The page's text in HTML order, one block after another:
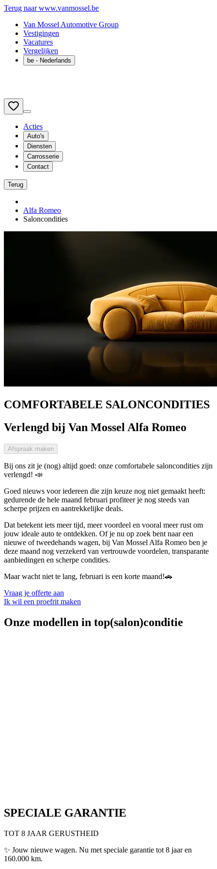
Terug naar www.vanmossel.be
Van Mossel Automotive Group
Vestigingen
Vacatures
Vergelijken
be - Nederlands
Acties
Auto's
Diensten
Carrosserie
Contact
Terug
Alfa Romeo
Saloncondities
COMFORTABELE SALONCONDITIES
Verlengd bij Van Mossel Alfa Romeo
Afspraak maken
Bij ons zit je (nog) altijd goed: onze comfortabele saloncondities zijn
verlengd! 📣
Goed nieuws voor iedereen die zijn keuze nog niet gemaakt heeft:
gedurende de hele maand februari profiteer je nog steeds van
scherpe prijzen en aantrekkelijke deals.
Dat betekent iets meer tijd, meer voordeel en vooral meer rust om
jouw ideale auto te ontdekken. Of je nu op zoek bent naar een
nieuwe oftweedehands wagen, bij Van Mossel Alfa Romeo ben je
deze maand nog verzekerd van vertrouwde voordelen, transparante
aanbiedingen en scherpe condities.
Maar wacht niet te lang, februari is een korte maand!🚗
Vraag je offerte aan
Ik wil een proefrit maken
Onze modellen in top(salon)conditie
SPECIALE GARANTIE
TOT 8 JAAR GERUSTHEID
✨ Jouw nieuwe wagen. Nu met speciale garantie tot 8 jaar en
160.000 km.